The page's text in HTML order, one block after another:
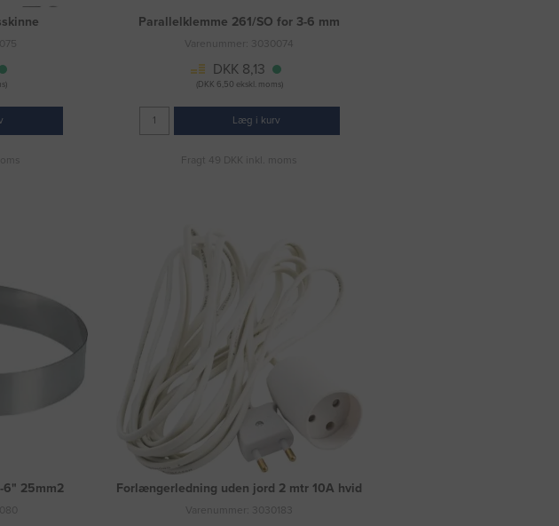
Parallelklemme 261/SO for 3-6 mm
Varenummer: 3030074
DKK 8,13
(DKK 6,50 ekskl. moms)
Læg i kurv
Fragt 49 DKK inkl. moms
6" 25mm2 Forlængerledning uden jord 2 mtr 10A hvid
Varenummer: 3030183